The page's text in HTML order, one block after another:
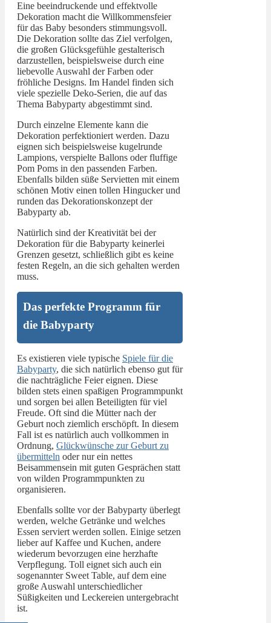
Eine beeindruckende und effektvolle
Dekoration macht die Willkommensfeier
für das Baby besonders stimmungsvoll.
Die Dekoration sollte das Ziel verfolgen,
die großen Glücksgefühle gestalterisch
darzustellen, beispielsweise durch eine
liebevolle Auswahl der Farben oder
fröhliche Designs. Im Handel finden sich
viele spezielle Deko-Serien, die auf das
Thema Babyparty abgestimmt sind.
Durch einzelne Elemente kann die
Dekoration perfektioniert werden. Dazu
eignen sich beispielsweise kugelrunde
Lampions, verspielte Ballons oder fluffige
Pom Poms in den passenden Farben.
Ebenfalls bilden süße Servietten mit einem
schönen Motiv einen tollen Hingucker und
runden das Dekorationskonzept der
Babyparty ab.
Natürlich sind der Kreativität bei der
Dekoration für die Babyparty keinerlei
Grenzen gesetzt, schließlich gibt es keine
festen Regeln, an die sich gehalten werden
muss.
Das perfekte Programm für
die Babyparty
Es existieren viele typische Spiele für die
Babyparty, die sich natürlich ebenso gut für
die nachträgliche Feier eignen. Diese
bilden stets einen spaßigen Programmpunkt
und sorgen bei allen Beteiligten für viel
Freude. Oft sind die Mütter nach der
Geburt noch ziemlich erschöpft. In diesem
Fall ist es natürlich auch vollkommen in
Ordnung, Glückwünsche zur Geburt zu
übermitteln oder nur ein nettes
Beisammensein mit guten Gesprächen statt
von wilden Programmpunkten zu
organisieren.
Ebenfalls sollte vor der Babyparty überlegt
werden, welche Getränke und welches
Essen serviert werden sollen. Einige setzen
lieber auf Kaffee und Kuchen, andere
wiederum bevorzugen eine herzhafte
Verpflegung. Toll eignet sich auch ein
sogenannter Sweet Table, auf dem eine
große Auswahl unterschiedlicher
Süßigkeiten und Leckereien untergebracht
ist.